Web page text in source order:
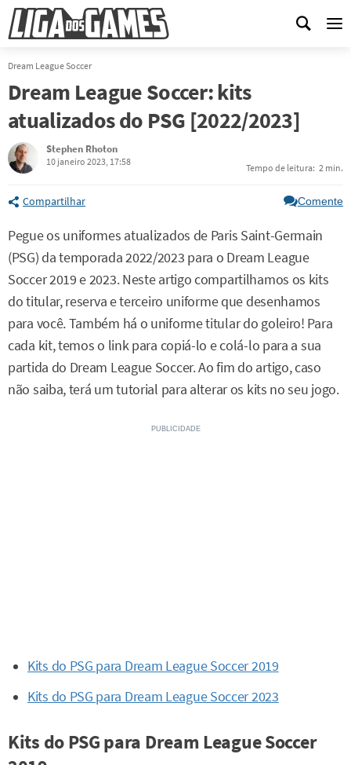
Dream League Soccer
Dream League Soccer: kits
atualizados do PSG [2022/2023]
Stephen Rhoton
10 janeiro 2023, 17:58
Tempo de leitura: 2 min.
Compartilhar Comente
Pegue os uniformes atualizados de Paris Saint-Germain
(PSG) da temporada 2022/2023 para o Dream League
Soccer 2019 e 2023. Neste artigo compartilhamos os kits
do titular, reserva e terceiro uniforme que desenhamos
para você. Também há o uniforme titular do goleiro! Para
cada kit, temos o link para copiá-lo e colá-lo para a sua
partida do Dream League Soccer. Ao fim do artigo, caso
não saiba, terá um tutorial para alterar os kits no seu jogo.
Kits do PSG para Dream League Soccer 2019
Kits do PSG para Dream League Soccer 2023
Kits do PSG para Dream League Soccer